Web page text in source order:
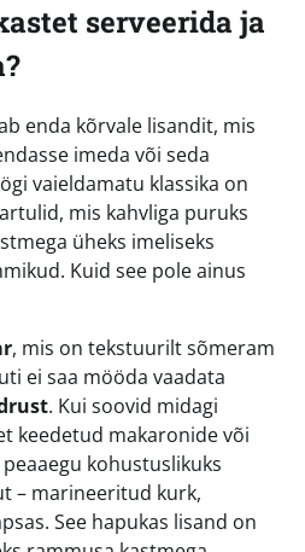
serveerida ja
enda kõrvale lisandit, mis
imeda või seda
vaieldamatu klassika on
mis kahvliga puruks
üheks imeliseks
Kuid see pole ainus
, mis on tekstuurilt sõmeram
ei saa mööda vaadata
. Kui soovid midagi
keedetud makaronide või
kohustuslikuks
– marineeritud kurk,
See hapukas lisand on